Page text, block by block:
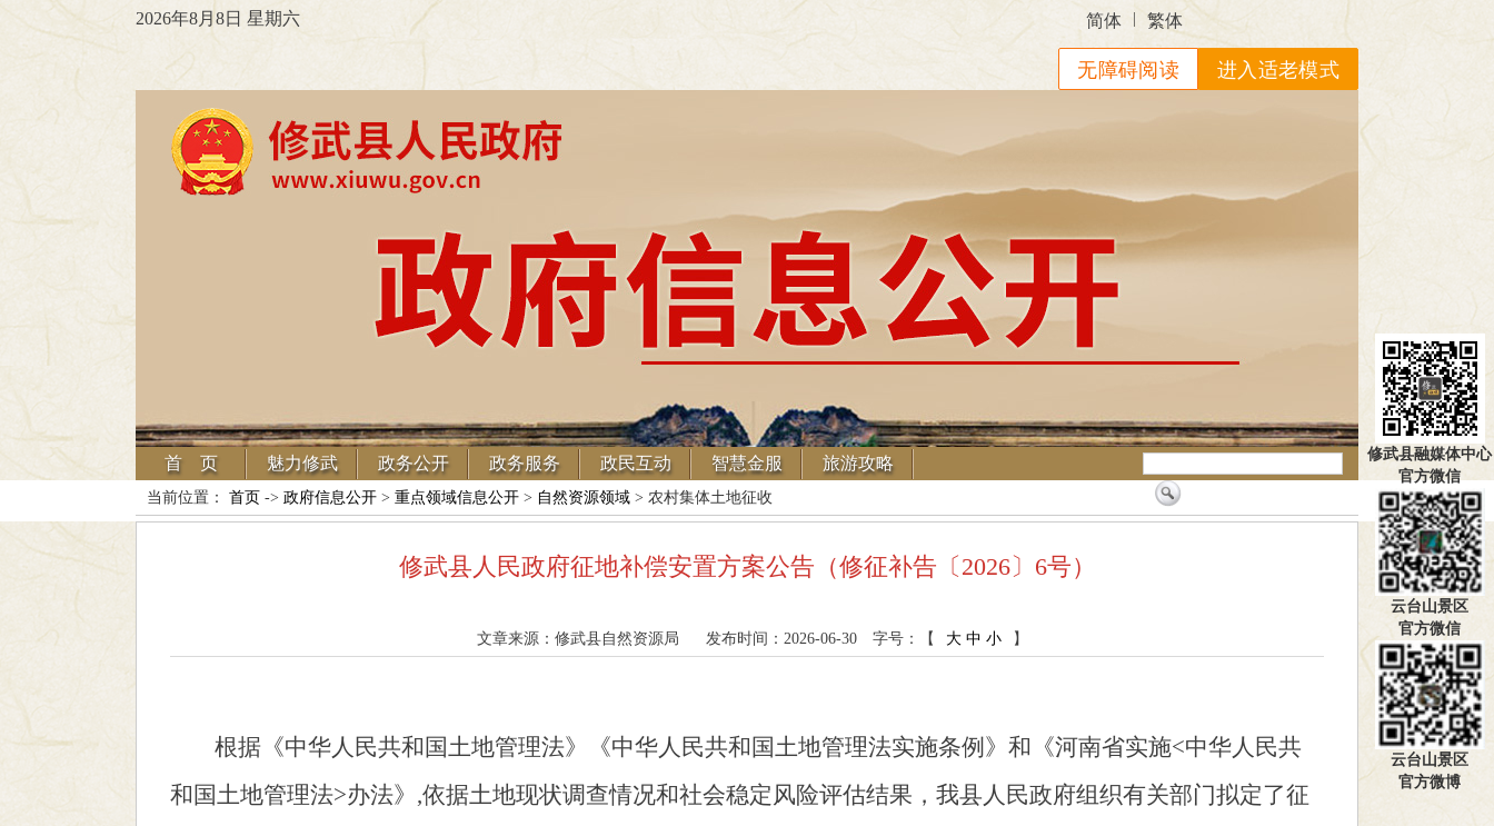
2026年8月8日 星期六 简体 繁体
进入适老模式
无障碍阅读
首 页 魅力修武 政务公开 政务服务 政民互动 智慧金服 旅游攻略
当前位置： 首页 -> 政府信息公开 > 重点领域信息公开 > 自然资源领域 > 农村集体土地征收
修武县人民政府征地补偿安置方案公告（修征补告〔2026〕6号）
文章来源：修武县自然资源局 发布时间：2026-06-30 字号：【 大 中 小 】
根据《中华人民共和国土地管理法》《中华人民共和国土地管理法实施条例》和《河南省实施<中华人民共
和国土地管理法>办法》,依据土地现状调查情况和社会稳定风险评估结果，我县人民政府组织有关部门拟定了征
修武县融媒体中心
官方微信
云台山景区
官方微信
云台山景区
官方微博